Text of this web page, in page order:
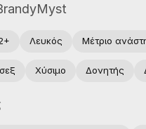
Λευκός Μέτριο
Χύσιμο Δονητής